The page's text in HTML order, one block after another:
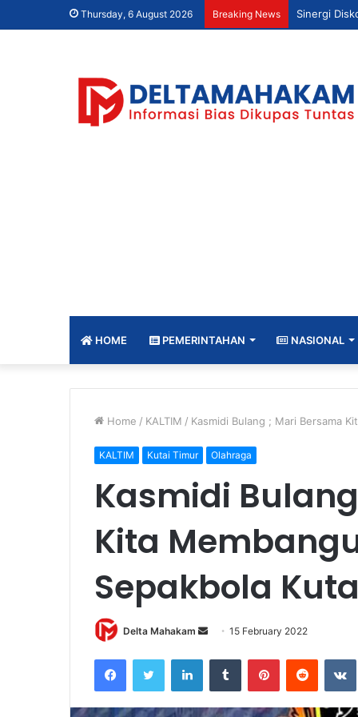
Thursday, 6 August 2026 Breaking News
HOME PEMERINTAHAN NASIONAL
Home / KALTIM / Kasmidi Bulang ; Mari Bersama
KALTIM Kutai Timur Olahraga
Kasmidi
Kita
Sepakbola
Delta Mahakam
d
a
15 February 2022